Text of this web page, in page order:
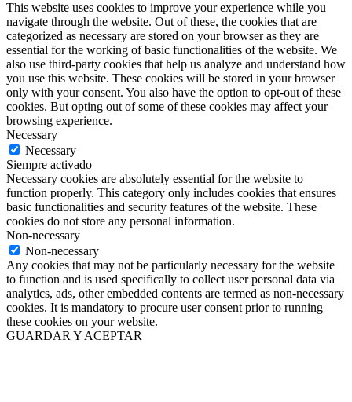
This website uses cookies to improve your experience while you
navigate through the website. Out of these, the cookies that are
categorized as necessary are stored on your browser as they are
essential for the working of basic functionalities of the website. We
also use third-party cookies that help us analyze and understand how
you use this website. These cookies will be stored in your browser
only with your consent. You also have the option to opt-out of these
cookies. But opting out of some of these cookies may affect your
browsing experience.
Necessary
Necessary
Siempre activado
Necessary cookies are absolutely essential for the website to
function properly. This category only includes cookies that ensures
basic functionalities and security features of the website. These
cookies do not store any personal information.
Non-necessary
Non-necessary
Any cookies that may not be particularly necessary for the website
to function and is used specifically to collect user personal data via
analytics, ads, other embedded contents are termed as non-necessary
cookies. It is mandatory to procure user consent prior to running
these cookies on your website.
GUARDAR Y ACEPTAR